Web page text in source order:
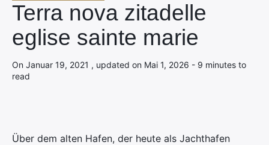
Terra nova zitadelle
eglise sainte marie
On Januar 19, 2021 , updated on Mai 1, 2026 - 9 minutes to
read
Über dem alten Hafen, der heute als Jachthafen